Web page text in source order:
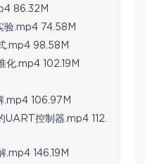
86.32M
验.mp4 74.58M
.mp4 98.58M
化.mp4 102.19M
.mp4 106.97M
UART控制器.mp4 112.
.mp4 146.19M